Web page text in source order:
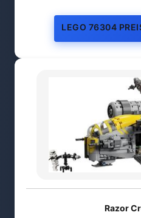
LEGO 76304
Razor